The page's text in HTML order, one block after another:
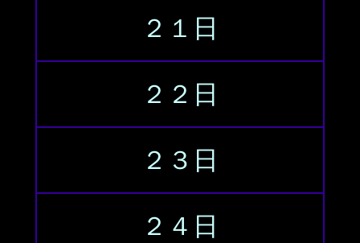
２１日
２２日
２３日
２４日